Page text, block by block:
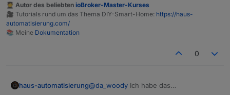
wollte jetzt für die werkstatt rollos was ähnliches
machen. shutter-control fällt weg für meine gelüste.
🧑‍🎓 Autor des beliebten ioBroker-Master-Kurses
🎥 Tutorials rund um das Thema DIY-Smart-Home: https://haus-
automatisierung.com/
📚 Meine Dokumentation
0
haus-automatisierung@da_woody Ich habe das